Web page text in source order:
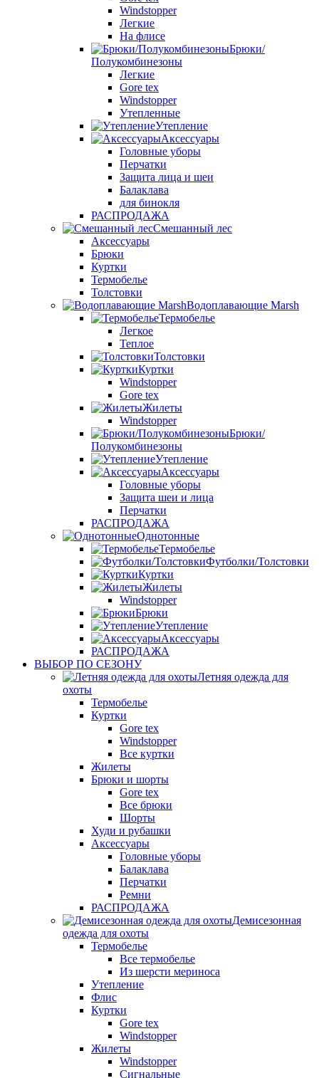
Windstopper
Легкие
На флисе
Брюки/
Полукомбинезоны
Легкие
Gore tex
Windstopper
Утепленные
Утепление
Аксессуары
Головные уборы
Перчатки
Защита лица и шеи
Балаклава
для бинокля
РАСПРОДАЖА
Смешанный лес
Аксессуары
Брюки
Куртки
Термобелье
Толстовки
Водоплавающие Marsh
Термобелье
Легкое
Теплое
Толстовки
Куртки
Windstopper
Gore tex
Жилеты
Windstopper
Брюки/
Полукомбинезоны
Утепление
Аксессуары
Головные уборы
Защита шеи и лица
Перчатки
РАСПРОДАЖА
Однотонные
Термобелье
Футболки/Толстовки
Куртки
Жилеты
Windstopper
Брюки
Утепление
Аксессуары
РАСПРОДАЖА
ВЫБОР ПО СЕЗОНУ
Летняя одежда для
охоты
Термобелье
Куртки
Gore tex
Windstopper
Все куртки
Жилеты
Брюки и шорты
Gore tex
Все брюки
Шорты
Худи и рубашки
Аксессуары
Головные уборы
Балаклава
Перчатки
Ремни
РАСПРОДАЖА
Демисезонная
одежда для охоты
Термобелье
Все термобелье
Из шерсти мериноса
Утепление
Флис
Куртки
Gore tex
Windstopper
Жилеты
Windstopper
Сигнальные